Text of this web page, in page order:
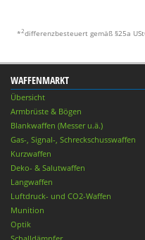
*2differenzbesteuert gemäß §25a
WAFFENMARKT
Übersicht
Armbrüste & Bögen
Blankwaffen (Messer u.ä.)
Gas-, Signal-, Schreckschusswaffen
Kurzwaffen
Deko- & Salutwaffen
Langwaffen
Luftdruck- und CO2-Waffen
Munition
Optik